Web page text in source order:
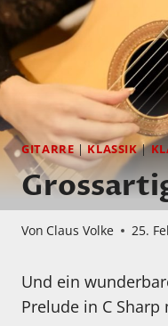
GITARRE|KLASSIK|
Von Claus Volke 25.
Und ein
Prelude in C Sharp